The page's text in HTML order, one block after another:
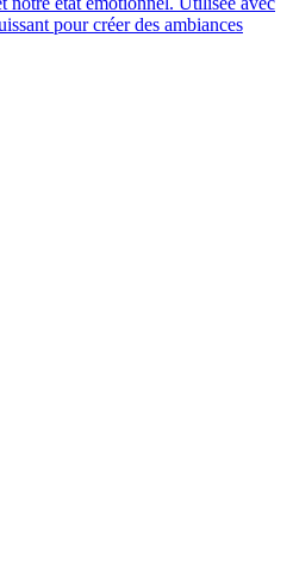
pour créer des ambiances